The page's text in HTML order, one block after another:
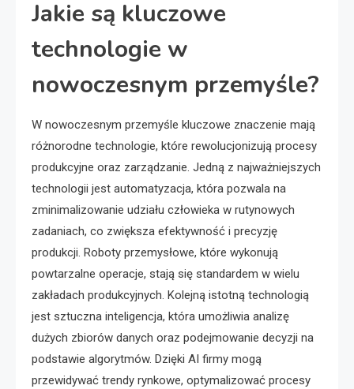
Jakie są kluczowe
technologie w
nowoczesnym przemyśle?
W nowoczesnym przemyśle kluczowe znaczenie mają
różnorodne technologie, które rewolucjonizują procesy
produkcyjne oraz zarządzanie. Jedną z najważniejszych
technologii jest automatyzacja, która pozwala na
zminimalizowanie udziału człowieka w rutynowych
zadaniach, co zwiększa efektywność i precyzję
produkcji. Roboty przemysłowe, które wykonują
powtarzalne operacje, stają się standardem w wielu
zakładach produkcyjnych. Kolejną istotną technologią
jest sztuczna inteligencja, która umożliwia analizę
dużych zbiorów danych oraz podejmowanie decyzji na
podstawie algorytmów. Dzięki AI firmy mogą
przewidywać trendy rynkowe, optymalizować procesy